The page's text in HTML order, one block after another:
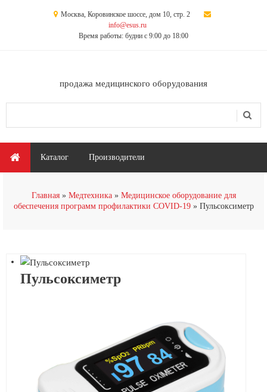
Москва, Коровинское шоссе, дом 10, стр. 2
info@esus.ru
Время работы: будни с 9:00 до 18:00
продажа медицинского оборудования
Главное меню
Каталог Производители
Главная Медтехника
Медицинское оборудование для
обеспечения программ профилактики COVID-19
Пульсоксиметр
Пульсоксиметр